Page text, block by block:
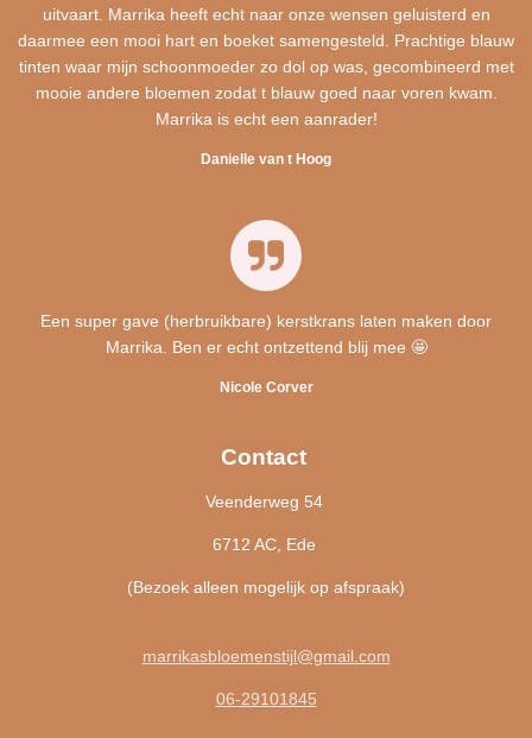
uitvaart. Marrika heeft echt naar onze wensen geluisterd en
daarmee een mooi hart en boeket samengesteld. Prachtige blauw
tinten waar mijn schoonmoeder zo dol op was, gecombineerd met
mooie andere bloemen zodat t blauw goed naar voren kwam.
Marrika is echt een aanrader!
Danielle van t Hoog
Een super gave (herbruikbare) kerstkrans laten maken door
Marrika. Ben er echt ontzettend blij mee 🤩
Nicole Corver
Contact
Veenderweg 54
6712 AC, Ede
(Bezoek alleen mogelijk op afspraak)
marrikasbloemenstijl@gmail.com
06-29101845